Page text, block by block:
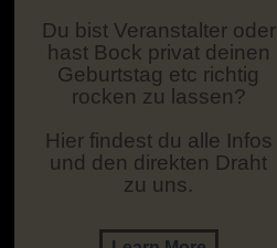
Du bist Veranstalter oder
hast Bock privat deinen
Geburtstag etc richtig
rocken zu lassen?
Hier findest du alle Infos
und den direkten Draht
zu uns.